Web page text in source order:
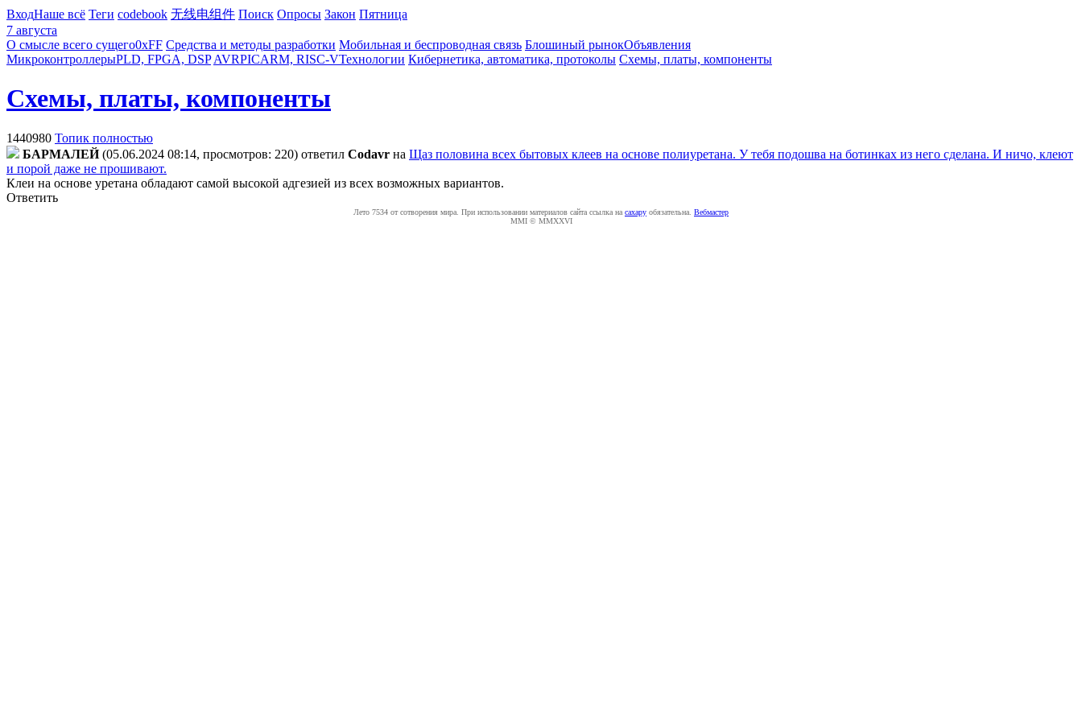
ВходНаше всё Теги codebook 无线电组件 Поиск Опросы Закон Пятница
7 августа
О смысле всего сущего0xFF Средства и методы разработки Мобильная и беспроводная связь Блошиный рынокОбъявления
МикроконтроллерыPLD, FPGA, DSP AVRPICARM, RISC-VТехнологии Кибернетика, автоматика, протоколы Схемы, платы, компоненты
Схемы, платы, компоненты
1440980 Топик полностью
БAPMAЛEЙ (05.06.2024 08:14, просмотров: 220) ответил Codavr на Щаз половина всех бытовых клеев на основе полиуретана. У тебя подошва на ботинках из него сделана. И ничо, клеют
и порой даже не прошивают.
Клеи на основе уретана обладают самой высокой адгезией из всех возможных вариантов.
Ответить
Лето 7534 от сотворения мира. При использовании материалов сайта ссылка на caxapу обязательна. Вебмастер
MMI © MMXXVI